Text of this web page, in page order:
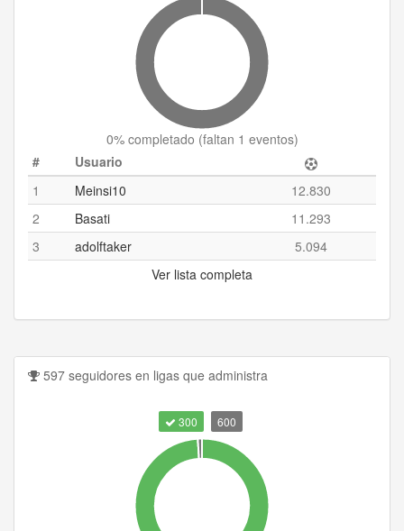
0% completado (faltan 1 eventos)
#
Usuario
1
Meinsi10
12.830
2
Basati
11.293
3
adolftaker
5.094
Ver lista completa
597 seguidores en ligas que administra
300 600